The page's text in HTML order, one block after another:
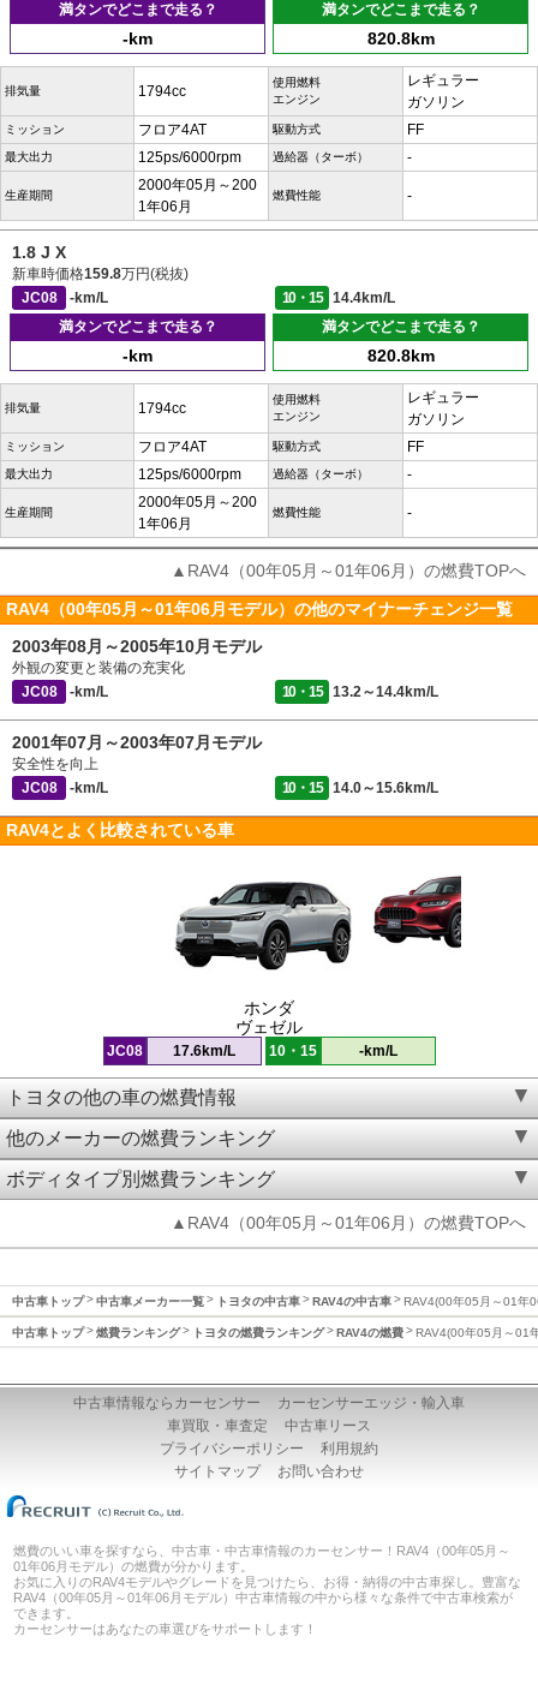
満タンでどこまで走る？
-km
満タンでどこまで走る？
820.8km
排気量 1794cc
使用燃料
エンジン
レギュラー
ガソリン
ミッション フロア4AT 駆動方式 FF
最大出力 125ps/6000rpm 過給器（ターボ） -
生産期間
2000年05月～200
1年06月
燃費性能 -
1.8 J X
新車時価格159.8万円(税抜)
JC08
-km/L 10・15
14.4km/L
満タンでどこまで走る？
-km
満タンでどこまで走る？
820.8km
排気量 1794cc
使用燃料
エンジン
レギュラー
ガソリン
ミッション フロア4AT 駆動方式 FF
最大出力 125ps/6000rpm 過給器（ターボ） -
生産期間
2000年05月～200
1年06月
燃費性能 -
▲RAV4（00年05月～01年06月）の燃費TOPへ
RAV4（00年05月～01年06月モデル）の他のマイナーチェンジ一覧
2003年08月～2005年10月モデル
外観の変更と装備の充実化
JC08
-km/L 10・15 13.2～14.4km/L
2001年07月～2003年07月モデル
安全性を向上
JC08
-km/L 10・15 14.0～15.6km/L
RAV4とよく比較されている車
ホンダ
ヴェゼル
JC08 17.6km/L 10・15 -km/L
トヨタの他の車の燃費情報
他のメーカーの燃費ランキング
ボディタイプ別燃費ランキング
▲RAV4（00年05月～01年06月）の燃費TOPへ
中古車トップ 中古車メーカー一覧 トヨタの中古車 RAV4の中古車 RAV4(00年05月～01年
中古車トップ 燃費ランキング トヨタの燃費ランキング RAV4の燃費 RAV4(00年05月～01
中古車情報ならカーセンサー
カーセンサーエッジ・輸入車
車買取・車査定
中古車リース
プライバシーポリシー
利用規約
サイトマップ
お問い合わせ
燃費のいい車を探すなら、中古車・中古車情報のカーセンサー！RAV4（00年05月～
01年06月モデル）の燃費が分かります。
お気に入りのRAV4モデルやグレードを見つけたら、お得・納得の中古車探し。豊富な
RAV4（00年05月～01年06月モデル）中古車情報の中から様々な条件で中古車検索が
できます。
カーセンサーはあなたの車選びをサポートします！